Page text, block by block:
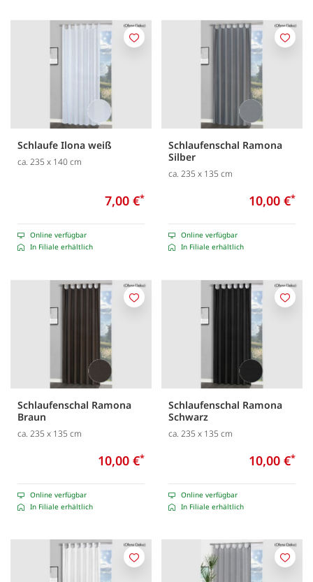
Schlaufe Ilona weiß
ca. 235 x 140 cm
7,00 €*
Online verfügbar
In Filiale erhältlich
Merken
Schlaufenschal Ramona
Silber
ca. 235 x 135 cm
10,00 €*
Online verfügbar
In Filiale erhältlich
Schlaufenschal Ramona
Braun
ca. 235 x 135 cm
10,00 €*
Online verfügbar
In Filiale erhältlich
Merken
Schlaufenschal Ramona
Schwarz
ca. 235 x 135 cm
10,00 €*
Online verfügbar
In Filiale erhältlich
Merken